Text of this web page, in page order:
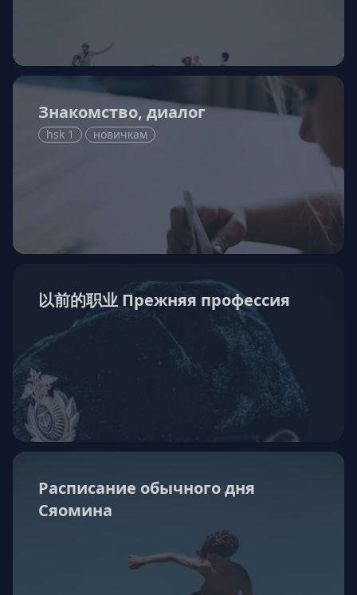
Знакомство, диалог
hsk 1 новичкам
以前的职业 Прежняя профессия
Расписание обычного дня
Сяомина